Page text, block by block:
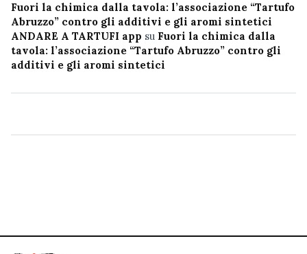
Fuori la chimica dalla tavola: l’associazione “Tartufo
Abruzzo” contro gli additivi e gli aromi sintetici
ANDARE A TARTUFI app su Fuori la chimica dalla
tavola: l’associazione “Tartufo Abruzzo” contro gli
additivi e gli aromi sintetici